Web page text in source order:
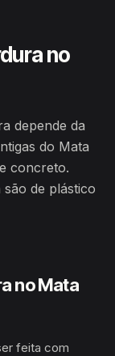
no
depende da
do Mata
concreto.
de plástico
no Mata
feita com